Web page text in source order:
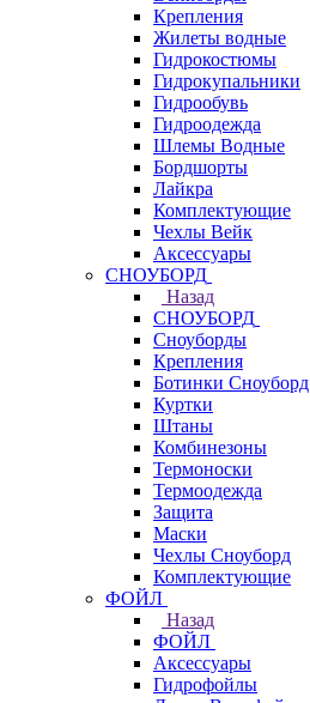
Крепления
Жилеты водные
Гидрокостюмы
Гидрокупальники
Гидрообувь
Гидроодежда
Шлемы Водные
Бордшорты
Лайкра
Комплектующие
Чехлы Вейк
Аксессуары
СНОУБОРД
Назад
СНОУБОРД
Сноуборды
Крепления
Ботинки Сноуборд
Куртки
Штаны
Комбинезоны
Термоноски
Термоодежда
Защита
Маски
Чехлы Сноуборд
Комплектующие
ФОЙЛ
Назад
ФОЙЛ
Аксессуары
Гидрофойлы